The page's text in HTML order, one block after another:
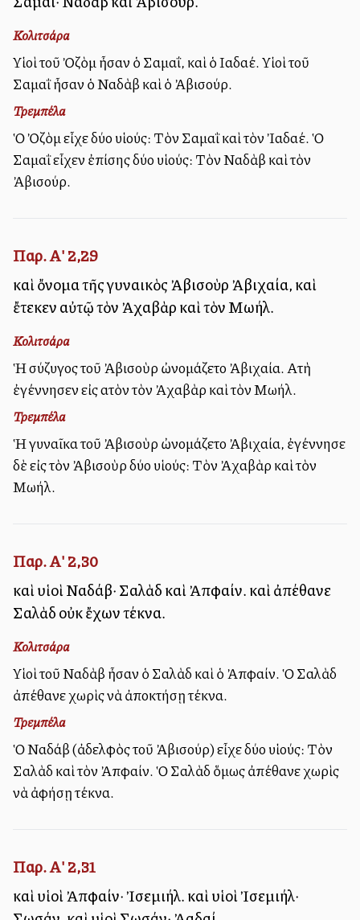
Κολιτσάρα
Υἱοὶ τοῦ Ὀζὸμ ἦσαν ὁ Σαμαΐ, καὶ ὁ Ιαδαέ. Υἱοὶ τοῦ
Σαμαῒ ἦσαν ὁ Ναδὰβ καὶ ὁ Ἀβισούρ.
Τρεμπέλα
Ὁ Ὀζὸμ εἶχε δύο υἱούς: Τὸν Σαμαῒ καὶ τὸν Ἰαδαέ. Ὁ
Σαμαῒ εἶχεν ἐπίσης δύο υἱούς: Τὸν Ναδὰβ καὶ τὸν
Ἀβισούρ.
Παρ. Α' 2,29
καὶ ὄνομα τῆς γυναικὸς Ἀβισοὺρ Ἀβιχαία, καὶ
ἔτεκεν αὐτῷ τὸν Ἀχαβὰρ καὶ τὸν Μωήλ.
Κολιτσάρα
Ἡ σύζυγος τοῦ Ἀβισοὺρ ὠνομάζετο Ἀβιχαία. Αὐτὴ
ἐγέννησεν εἰς αὐτὸν τὸν Ἀχαβὰρ καὶ τὸν Μωήλ.
Τρεμπέλα
Ἡ γυναῖκα τοῦ Ἀβισοὺρ ὠνομάζετο Ἀβιχαία, ἐγέννησε
δὲ εἰς τὸν Ἀβισοὺρ δύο υἱούς: Τὸν Ἀχαβὰρ καὶ τὸν
Μωήλ.
Παρ. Α' 2,30
καὶ υἱοὶ Ναδάβ· Σαλὰδ καὶ Ἀπφαίν. καὶ ἀπέθανε
Σαλὰδ οὐκ ἔχων τέκνα.
Κολιτσάρα
Υἱοὶ τοῦ Ναδὰβ ἦσαν ὁ Σαλὰδ καὶ ὁ Ἀπφαίν. Ὁ Σαλὰδ
ἀπέθανε χωρὶς νὰ ἀποκτήσῃ τέκνα.
Τρεμπέλα
Ὁ Ναδάβ (ἀδελφὸς τοῦ Ἀβισούρ) εἶχε δύο υἱούς: Τὸν
Σαλὰδ καὶ τὸν Ἀπφαίν. Ὁ Σαλὰδ ὅμως ἀπέθανε χωρὶς
νὰ ἀφήσῃ τέκνα.
Παρ. Α' 2,31
καὶ υἱοὶ Ἀπφαίν· Ἰσεμιήλ. καὶ υἱοὶ Ἰσεμιήλ·